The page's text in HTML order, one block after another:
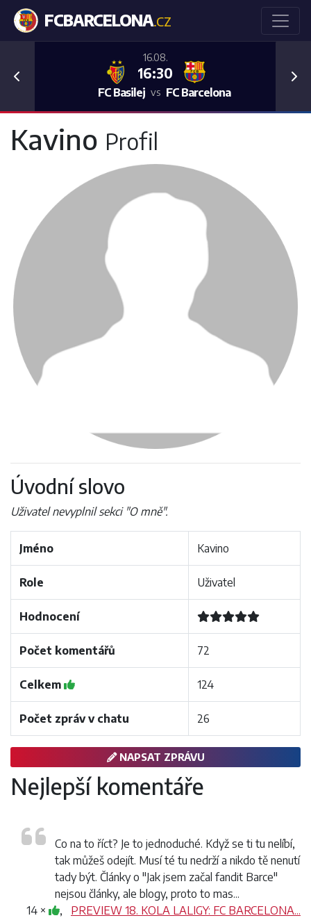
FCBARCELONA.CZ
16.08.
16:30
FC Basilej vs FC Barcelona
Previous
Kavino Profil
Úvodní slovo
Uživatel nevyplnil sekci "O mně".
Jméno Kavino
Role Uživatel
Hodnocení
Počet komentářů 72
Celkem 124
Počet zpráv v chatu 26
NAPSAT ZPRÁVU
Nejlepší komentáře
Co na to říct? Je to jednoduché. Když se ti tu nelíbí,
tak můžeš odejít. Musí té tu nedrží a nikdo tě nenutí
tady být. Články o "Jak jsem začal fandit Barce"
nejsou články, ale blogy, proto to mas...
14 ×
, PREVIEW 18. KOLA LALIGY: FC BARCELONA...